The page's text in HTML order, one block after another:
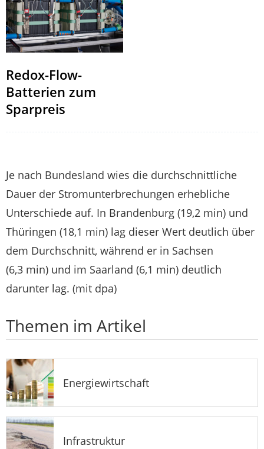
Redox-Flow-
Batterien zum
Sparpreis
Je nach Bundesland wies die durchschnittliche
Dauer der Stromunterbrechungen erhebliche
Unterschiede auf. In Brandenburg (19,2 min) und
Thüringen (18,1 min) lag dieser Wert deutlich über
dem Durchschnitt, während er in Sachsen
(6,3 min) und im Saarland (6,1 min) deutlich
darunter lag. (mit dpa)
Themen im Artikel
Energiewirtschaft
Infrastruktur